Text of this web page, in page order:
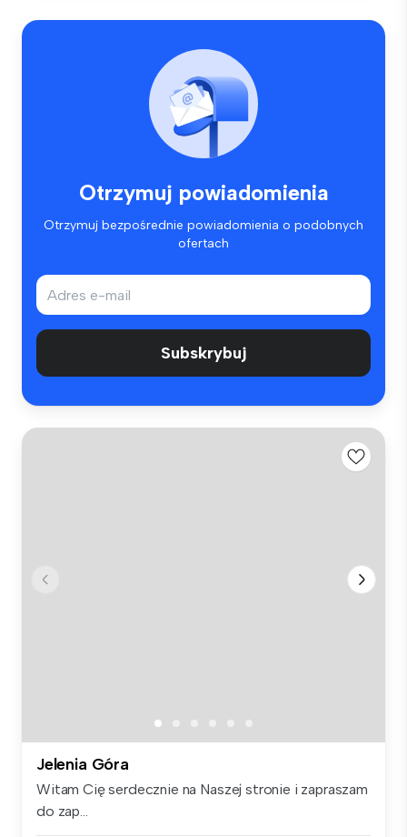
Otrzymuj powiadomienia
Otrzymuj bezpośrednie powiadomienia o podobnych
ofertach
Subskrybuj
Jelenia Góra
Witam Cię serdecznie na Naszej stronie i zapraszam
do zap...